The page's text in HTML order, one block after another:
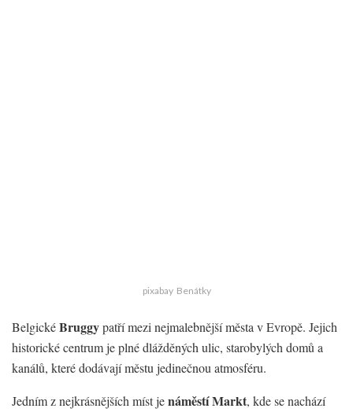
pixabay Benátky
BelgickéBruggypatří mezi nejmalebnější města v Evropě. Jejich
historické centrum je plné dlážděných ulic, starobylých domů a
kanálů, které dodávají městu jedinečnou atmosféru.
Jedním z nejkrásnějších míst jenáměstí Markt, kde se nachází